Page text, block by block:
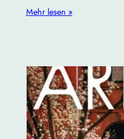
Mehr lesen »